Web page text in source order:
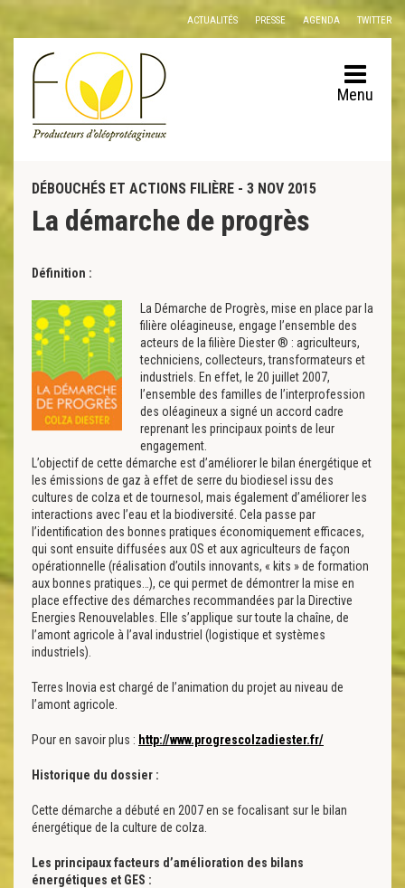
Panneau de gestion des cookies
ACTUALITÉS PRESSE AGENDA TWITTER
Menu
DÉBOUCHÉS ET ACTIONS FILIÈRE - 3 NOV 2015
La démarche de progrès
Définition :
La Démarche de Progrès, mise en place par la
filière oléagineuse, engage l’ensemble des
acteurs de la filière Diester ® : agriculteurs,
techniciens, collecteurs, transformateurs et
industriels. En effet, le 20 juillet 2007,
l’ensemble des familles de l’interprofession
des oléagineux a signé un accord cadre
reprenant les principaux points de leur
engagement.
L’objectif de cette démarche est d’améliorer le bilan énergétique et
les émissions de gaz à effet de serre du biodiesel issu des
cultures de colza et de tournesol, mais également d’améliorer les
interactions avec l’eau et la biodiversité. Cela passe par
l’identification des bonnes pratiques économiquement efficaces,
qui sont ensuite diffusées aux OS et aux agriculteurs de façon
opérationnelle (réalisation d’outils innovants, « kits » de formation
aux bonnes pratiques…), ce qui permet de démontrer la mise en
place effective des démarches recommandées par la Directive
Energies Renouvelables. Elle s’applique sur toute la chaîne, de
l’amont agricole à l’aval industriel (logistique et systèmes
industriels).
Terres Inovia est chargé de l’animation du projet au niveau de
l’amont agricole.
Pour en savoir plus : http://www.progrescolzadiester.fr/
Historique du dossier :
Cette démarche a débuté en 2007 en se focalisant sur le bilan
énergétique de la culture de colza.
Les principaux facteurs d’amélioration des bilans
énergétiques et GES :